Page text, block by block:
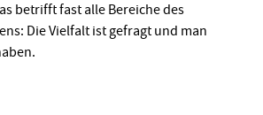
betrifft fast alle Bereiche des
Die Vielfalt ist gefragt und man